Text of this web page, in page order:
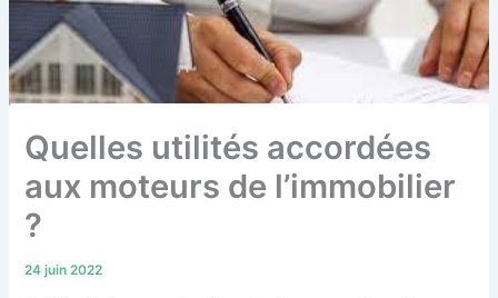
Quelles utilités accordées
aux moteurs de l’immobilier
?
24 juin 2022